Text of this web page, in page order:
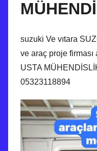
suzuki Ve vıtara
ve araç proje firması
USTA
05323118894